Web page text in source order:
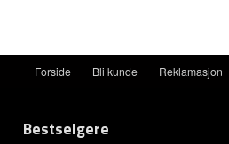
Forside Bli kunde Reklamasjon
Bestselgere